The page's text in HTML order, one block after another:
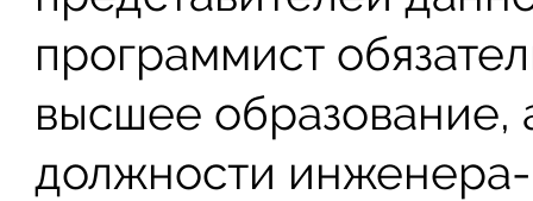
программист
высшее образование,
должности